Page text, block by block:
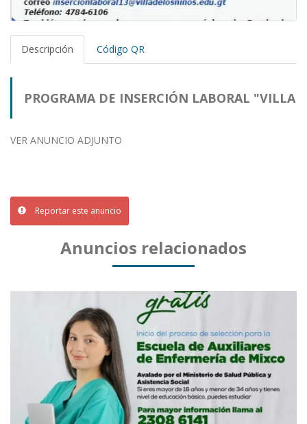
Descripción Código QR
PROGRAMA DE INSERCIÓN LABORAL "VILLA
DE LOS NIÑOS"
VER ANUNCIO ADJUNTO
Reportar este anuncio
Anuncios relacionados